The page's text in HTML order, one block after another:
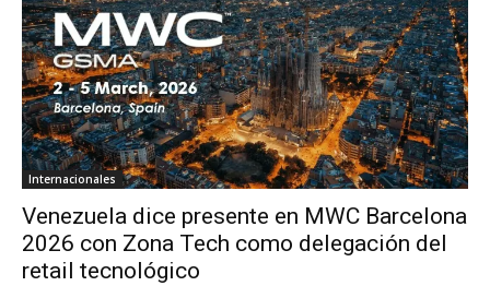
Internacionales
Venezuela dice presente en MWC Barcelona
2026 con Zona Tech como delegación del
retail tecnológico